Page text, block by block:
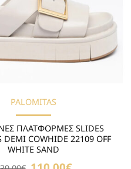
PALOMITAS
ΠΛΑΤΦΟΡΜΕΣ SLIDES
DEMI COWHIDE 22109 OFF
WHITE SAND
Original Η